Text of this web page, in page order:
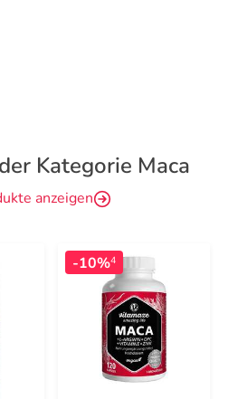
Kategorie Maca
anzeigen
-10%4